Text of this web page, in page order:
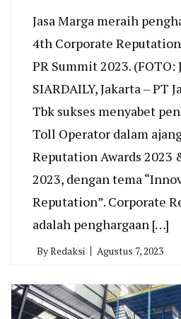
Jasa Marga meraih
4th Corporate
PR Summit 2023. (FOTO:
SIARDAILY, Jakarta – PT
Tbk sukses menyabet
Toll Operator dalam
Reputation Awards 2023
2023, dengan tema
Reputation”. Corporate
adalah penghargaan […]
ByRedaksi Agustus 7, 2023